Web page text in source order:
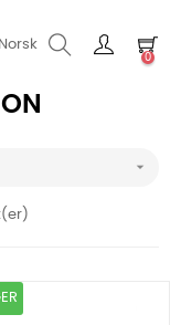
Norsk
0
